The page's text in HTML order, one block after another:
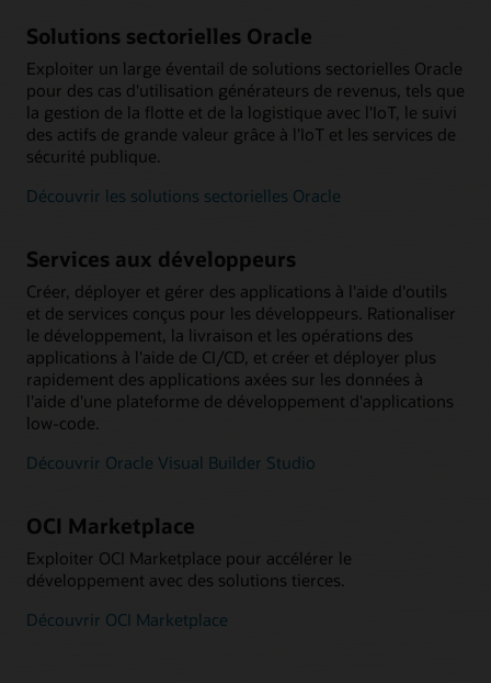
Solutions sectorielles Oracle
Exploiter un large éventail de solutions sectorielles Oracle
pour des cas d'utilisation générateurs de revenus, tels que
la gestion de la flotte et de la logistique avec l'IoT, le suivi
des actifs de grande valeur grâce à l'IoT et les services de
sécurité publique.
Découvrir les solutions sectorielles Oracle
Services aux développeurs
Créer, déployer et gérer des applications à l'aide d'outils
et de services conçus pour les développeurs. Rationaliser
le développement, la livraison et les opérations des
applications à l'aide de CI/CD, et créer et déployer plus
rapidement des applications axées sur les données à
l'aide d'une plateforme de développement d'applications
low-code.
Découvrir Oracle Visual Builder Studio
OCI Marketplace
Exploiter OCI Marketplace pour accélérer le
développement avec des solutions tierces.
Découvrir OCI Marketplace